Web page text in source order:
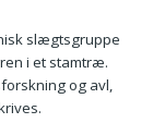
slægtsgruppe
i et stamtræ.
og avl,